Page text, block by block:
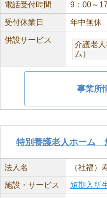
電話受付時間 9：00～
受付休業日 年中無休
併設サービス
介護老
ム）
事業所
特別養護老人ホーム
法人名 （社福）
施設・サービス 短期入所